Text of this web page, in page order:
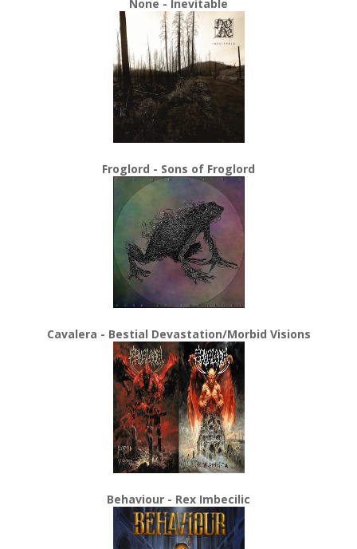
None - Inevitable
Froglord - Sons of Froglord
Cavalera - Bestial Devastation/Morbid Visions
Behaviour - Rex Imbecilic